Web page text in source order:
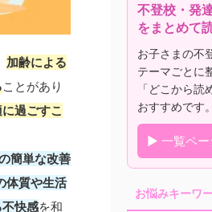
加齢による
ことがあり
過ごすこ
簡単な改善
体質や生活
快感を和
不登校・発
をまとめて
お子さまの不
テーマごとに
「どこから
おすすめです。
▶ 一覧ペー
お悩みキーワ